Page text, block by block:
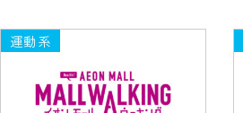
運動系